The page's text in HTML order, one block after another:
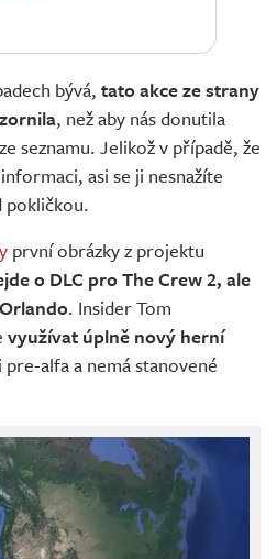
bývá, tato akce ze strany
, než aby nás donutila
seznamu. Jelikož v případě, že
asi se ji nesnažíte
první obrázky z projektu
o DLC pro The Crew 2, ale
. Insider Tom
využívat úplně nový herní
pre-alfa a nemá stanovené